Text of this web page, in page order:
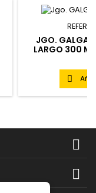
JGO. GALGA
LARGO 300


